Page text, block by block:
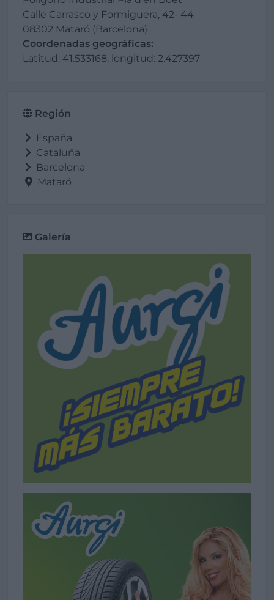
Calle Carrasco y Formiguera, 42- 44
08302 Mataró (Barcelona)
Coordenadas geográficas:
Latitud: 41.533168, longitud: 2.427397
Región
España
Cataluña
Barcelona
Mataró
Galería